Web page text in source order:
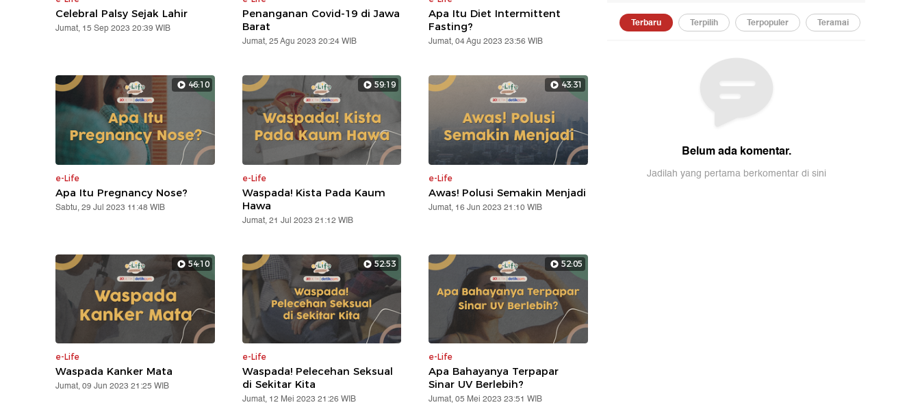
Celebral Palsy Sejak Lahir
Jumat, 15 Sep 2023 20:39 WIB
Penanganan Covid-19 di Jawa
Barat
Jumat, 25 Agu 2023 20:24 WIB
Apa Itu Diet Intermittent
Fasting?
Jumat, 04 Agu 2023 23:56 WIB
46:10
e-Life
Apa Itu Pregnancy Nose?
Sabtu, 29 Jul 2023 11:48 WIB
59:19
e-Life
Waspada! Kista Pada Kaum
Hawa
Jumat, 21 Jul 2023 21:12 WIB
43:31
e-Life
Awas! Polusi Semakin Menjadi
Jumat, 16 Jun 2023 21:10 WIB
54:10
e-Life
Waspada Kanker Mata
Jumat, 09 Jun 2023 21:25 WIB
52:53
e-Life
Waspada! Pelecehan Seksual
di Sekitar Kita
Jumat, 12 Mei 2023 21:26 WIB
52:05
e-Life
Apa Bahayanya Terpapar
Sinar UV Berlebih?
Jumat, 05 Mei 2023 23:51 WIB